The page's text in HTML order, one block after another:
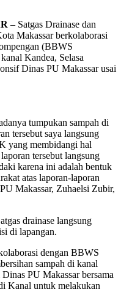
– Satgas Drainase dan
Makassar berkolaborasi
(BBWS
Kandea, Selasa
Dinas PU Makassar usai
tumpukan sampah di
tersebut saya langsung
yang membidangi hal
tersebut langsung
karena ini adalah bentuk
atas laporan-laporan
Makassar, Zuhaelsi Zubir,
drainase langsung
di lapangan.
dengan BBWS
sampah di kanal
PU Makassar bersama
Kanal untuk melakukan